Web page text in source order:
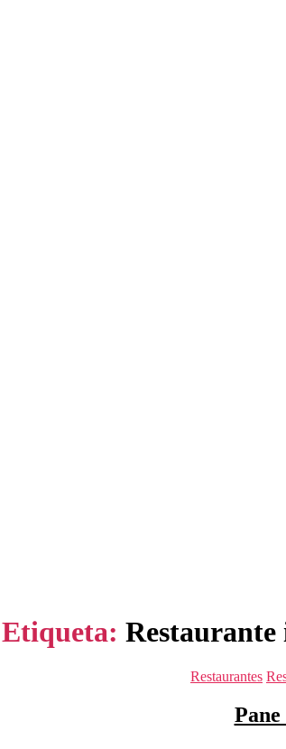
Etiqueta:
Restaurantes